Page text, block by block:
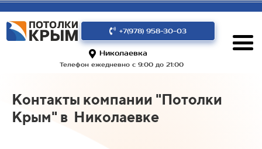
+7(978) 958-30-03
Николаевка
Телефон ежедневно с 9:00 до 21:00
Контакты компании "Потолки
Крым" в Николаевке